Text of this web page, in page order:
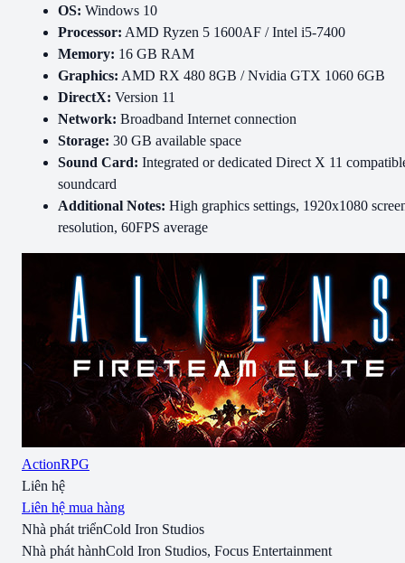
OS: Windows 10
Processor: AMD Ryzen 5 1600AF / Intel i5-7400
Memory: 16 GB RAM
Graphics: AMD RX 480 8GB / Nvidia GTX 1060 6GB
DirectX: Version 11
Network: Broadband Internet connection
Storage: 30 GB available space
Sound Card: Integrated or dedicated Direct X 11
soundcard
Additional Notes: High graphics settings, 1920x1080
resolution, 60FPS average
ActionRPG
Liên hệ
Liên hệ mua hàng
Nhà phát triểnCold Iron Studios
Nhà phát hànhCold Iron Studios, Focus Entertainment